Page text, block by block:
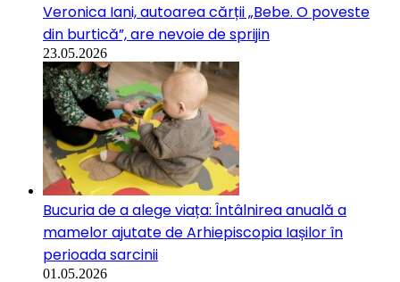
Veronica Iani, autoarea cărții „Bebe. O poveste
din burtică”, are nevoie de sprijin
23.05.2026
Bucuria de a alege viața: Întâlnirea anuală a
mamelor ajutate de Arhiepiscopia Iașilor în
perioada sarcinii
01.05.2026